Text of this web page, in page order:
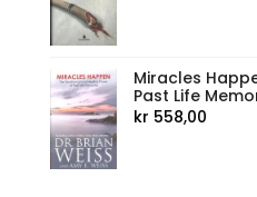
Miracles
Past Life
kr 558,00